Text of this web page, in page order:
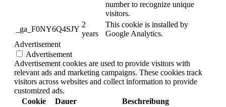
number to recognize unique
visitors.
_ga_F0NY6Q4SJY
2
years
This cookie is installed by
Google Analytics.
Advertisement
Advertisement
Advertisement cookies are used to provide visitors with
relevant ads and marketing campaigns. These cookies track
visitors across websites and collect information to provide
customized ads.
Cookie
Dauer Beschreibung